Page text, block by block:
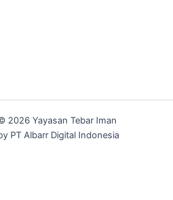
2026 Yayasan Tebar Iman
PT Albarr Digital Indonesia